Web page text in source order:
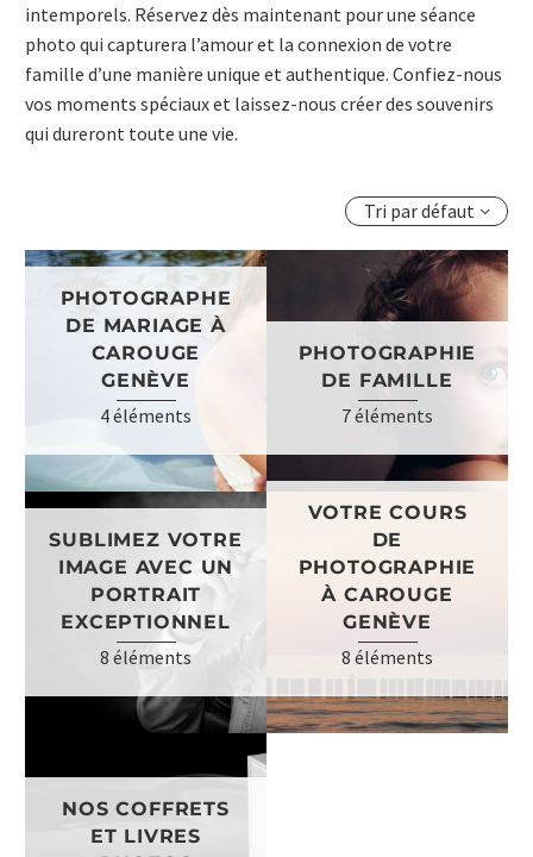
intemporels. Réservez dès maintenant pour une séance
photo qui capturera l’amour et la connexion de votre
famille d’une manière unique et authentique. Confiez-nous
vos moments spéciaux et laissez-nous créer des souvenirs
qui dureront toute une vie.
Tri par défaut
PHOTOGRAPHE
DE MARIAGE À
CAROUGE
GENÈVE
4 éléments
PHOTOGRAPHIE
DE FAMILLE
7 éléments
SUBLIMEZ VOTRE
IMAGE AVEC UN
PORTRAIT
EXCEPTIONNEL
8 éléments
VOTRE COURS
DE
PHOTOGRAPHIE
À CAROUGE
GENÈVE
8 éléments
NOS COFFRETS
ET LIVRES